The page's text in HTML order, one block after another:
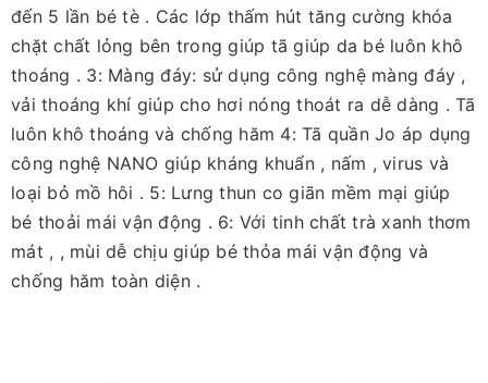
đến 5 lần bé tè . Các lớp thấm hút tăng cường khóa
chặt chất lỏng bên trong giúp tã giúp da bé luôn khô
thoáng . 3: Màng đáy: sử dụng công nghệ màng đáy ,
vải thoáng khí giúp cho hơi nóng thoát ra dễ dàng . Tã
luôn khô thoáng và chống hăm 4: Tã quần Jo áp dụng
công nghệ NANO giúp kháng khuẩn , nấm , virus và
loại bỏ mồ hôi . 5: Lưng thun co giãn mềm mại giúp
bé thoải mái vận động . 6: Với tinh chất trà xanh thơm
mát , , mùi dễ chịu giúp bé thỏa mái vận động và
chống hăm toàn diện .